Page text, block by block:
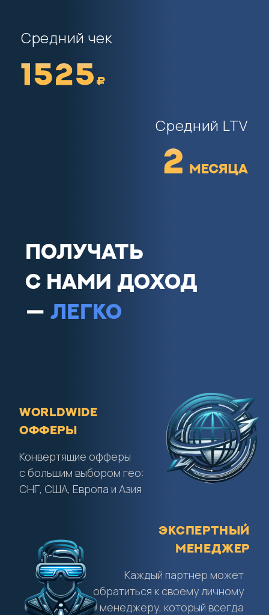
Средний чек
Средний LTV
ПОЛУЧАТЬ
С НАМИ ДОХОД
— ЛЕГКО
Worldwide
офферы
Конвертящие офферы
с большим выбором гео:
СНГ, США, Европа и Азия
Экспертный
менеджер
Каждый партнер может
обратиться к своему личному
менеджеру, который всегда